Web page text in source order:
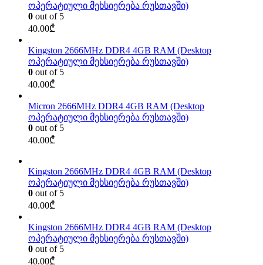
ოპერატიული მეხსიერება რუსთავში)
0 out of 5
40.00₾
Kingston 2666MHz DDR4 4GB RAM (Desktop
ოპერატიული მეხსიერება რუსთავში)
0 out of 5
40.00₾
Micron 2666MHz DDR4 4GB RAM (Desktop
ოპერატიული მეხსიერება რუსთავში)
0 out of 5
40.00₾
Kingston 2666MHz DDR4 4GB RAM (Desktop
ოპერატიული მეხსიერება რუსთავში)
0 out of 5
40.00₾
Kingston 2666MHz DDR4 4GB RAM (Desktop
ოპერატიული მეხსიერება რუსთავში)
0 out of 5
40.00₾